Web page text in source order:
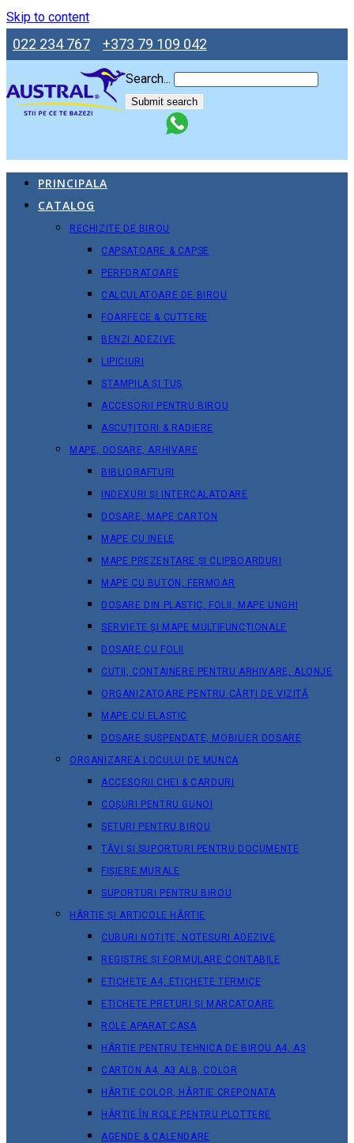
Skip to content
022 234 767 +373 79 109 042
Search...
Submit search
PRINCIPALA
CATALOG
RECHIZITE DE BIROU
CAPSATOARE & CAPSE
PERFORATOARE
CALCULATOARE DE BIROU
FOARFECE & CUTTERE
BENZI ADEZIVE
LIPICIURI
STAMPILA ȘI TUȘ
ACCESORII PENTRU BIROU
ASCUȚITORI & RADIERE
MAPE, DOSARE, ARHIVARE
BIBLIORAFTURI
INDEXURI ȘI INTERCALATOARE
DOSARE, MAPE CARTON
MAPE CU INELE
MAPE PREZENTARE ȘI CLIPBOARDURI
MAPE CU BUTON, FERMOAR
DOSARE DIN PLASTIC, FOLII, MAPE UNGHI
SERVIETE ȘI MAPE MULTIFUNCȚIONALE
DOSARE CU FOLII
CUTII, CONTAINERE PENTRU ARHIVARE, ALONJE
ORGANIZATOARE PENTRU CĂRȚI DE VIZITĂ
MAPE CU ELASTIC
DOSARE SUSPENDATE, MOBILIER DOSARE
ORGANIZAREA LOCULUI DE MUNCA
ACCESORII CHEI & СARDURI
COȘURI PENTRU GUNOI
SETURI PENTRU BIROU
TĂVI ȘI SUPORTURI PENTRU DOCUMENTE
FIȘIERE MURALE
SUPORTURI PENTRU BIROU
HÂRTIE ȘI ARTICOLE HÂRTIE
CUBURI NOTIȚE, NOTESURI ADEZIVE
REGISTRE ȘI FORMULARE CONTABILE
ETICHETE A4, ETICHETE TERMICE
ETICHETE PRETURI ȘI MARCATOARE
ROLE APARAT CASA
HÂRTIE PENTRU TEHNICA DE BIROU A4, A3
CARTON A4, A3 ALB, COLOR
HÂRTIE COLOR, HÂRTIE CREPONATA
HÂRTIE ÎN ROLE PENTRU PLOTTERE
AGENDE & CALENDARE